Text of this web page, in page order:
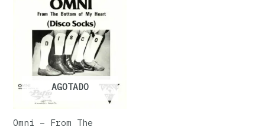
AGOTADO
Omni – From The